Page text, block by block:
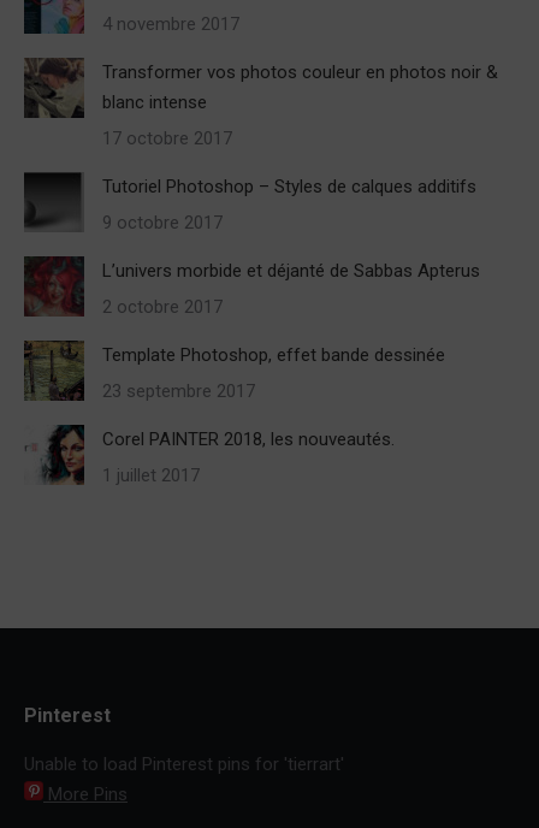
4 novembre 2017
Transformer vos photos couleur en photos noir &
blanc intense
17 octobre 2017
Tutoriel Photoshop – Styles de calques additifs
9 octobre 2017
L’univers morbide et déjanté de Sabbas Apterus
2 octobre 2017
Template Photoshop, effet bande dessinée
23 septembre 2017
Corel PAINTER 2018, les nouveautés.
1 juillet 2017
Pinterest
Unable to load Pinterest pins for 'tierrart'
More Pins